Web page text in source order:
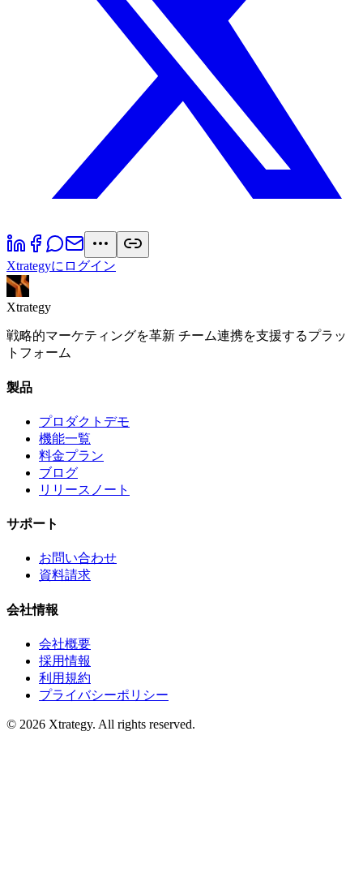
Xtrategyにログイン
Xtrategy
戦略的マーケティングを革新 チーム連携を支援するプラッ
トフォーム
製品
プロダクトデモ
機能一覧
料金プラン
ブログ
リリースノート
サポート
お問い合わせ
資料請求
会社情報
会社概要
採用情報
利用規約
プライバシーポリシー
© 2026 Xtrategy. All rights reserved.